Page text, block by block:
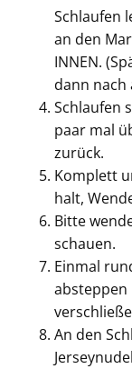
Schlaufen
an den
INNEN.
dann nach
Schlaufen
paar mal
zurück.
Komplett
halt,
Bitte
schauen.
Einmal
An den